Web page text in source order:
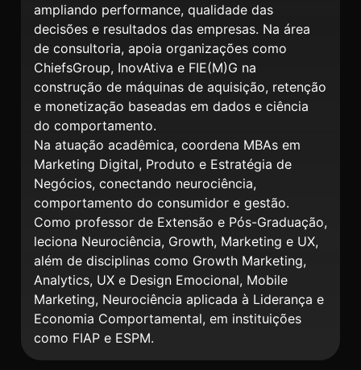
ampliando performance, qualidade das
decisões e resultados das empresas. Na área
de consultoria, apoia organizações como
ChiefsGroup, InovAtiva e FIE(M)G na
construção de máquinas de aquisição, retenção
e monetização baseadas em dados e ciência
do comportamento.
Na atuação acadêmica, coordena MBAs em
Marketing Digital, Produto e Estratégia de
Negócios, conectando neurociência,
comportamento do consumidor e gestão.
Como professor de Extensão e Pós-Graduação,
leciona Neurociência, Growth, Marketing e UX,
além de disciplinas como Growth Marketing,
Analytics, UX e Design Emocional, Mobile
Marketing, Neurociência aplicada à Liderança e
Economia Comportamental, em instituições
como FIAP e ESPM.